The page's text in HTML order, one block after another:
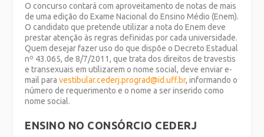
O concurso contará com aproveitamento de notas de mais
de uma edição do Exame Nacional do Ensino Médio (Enem).
O candidato que pretende utilizar a nota do Enem deve
prestar atenção às regras definidas por cada universidade.
Quem desejar fazer uso do que dispõe o Decreto Estadual
nº 43.065, de 8/7/2011, que trata dos direitos de travestis
e transexuais em utilizarem o nome social, deve enviar e-
mail paravestibular.cederj.prograd@id.uff.br, informando o
número de requerimento e o nome a ser inserido como
nome social.
ENSINO NO CONSÓRCIO CEDERJ